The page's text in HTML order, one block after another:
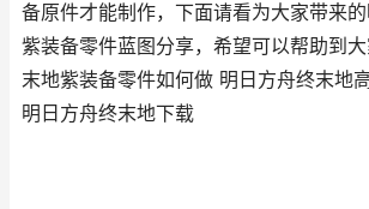
备原件才能制作，下面请看为大家带来
紫装备零件蓝图分享，希望可以帮助到
末地紫装备零件如何做 明日方舟终末地
明日方舟终末地下载